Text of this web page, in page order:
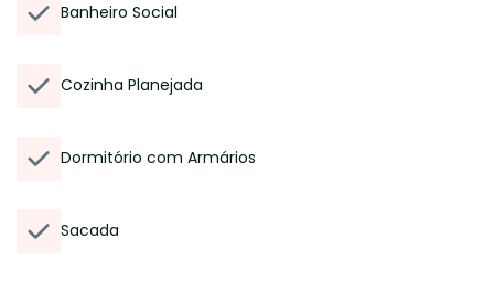
Banheiro Social
Cozinha Planejada
Dormitório com Armários
Sacada